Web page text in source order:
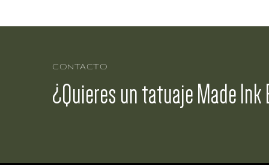
CONTACTO
¿Quieres un tatuaje Made Ink